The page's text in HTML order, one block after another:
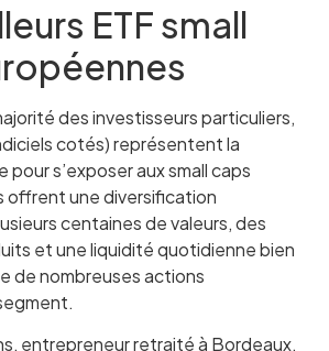
ETF small
des investisseurs particuliers,
cotés) représentent la
s’exposer aux small caps
offrent une diversification
centaines de valeurs, des
et une liquidité quotidienne bien
de nombreuses actions
entrepreneur retraité à Bordeaux,